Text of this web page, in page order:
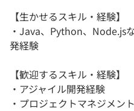
【生かせるスキル・経験】
・Java、Python、Node.js
発経験
【歓迎するスキル・経験】
・アジャイル開発経験
・プロジェクトマネジメン